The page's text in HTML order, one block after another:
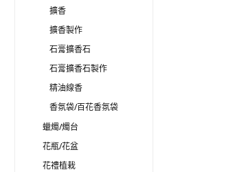
擴香
擴香製作
石膏擴香石
石膏擴香石製作
精油線香
香氛袋/百花香氛袋
蠟燭/燭台
花瓶/花盆
花禮植栽